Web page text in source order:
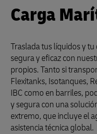
Carga
Traslada tus líquidos y
segura y eficaz con
propios. Tanto si
Flexitanks, Isotanques,
IBC como en barriles,
y segura con una
extremo, que incluye el
asistencia técnica global.